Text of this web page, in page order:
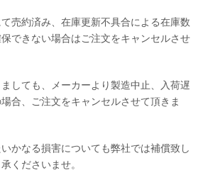
売約済み、在庫更新不具合による在庫数
できない場合はご注文をキャンセルさせ
しても、メーカーより製造中止、入荷遅
合、ご注文をキャンセルさせて頂きま
かなる損害についても弊社では補償致し
くださいませ。